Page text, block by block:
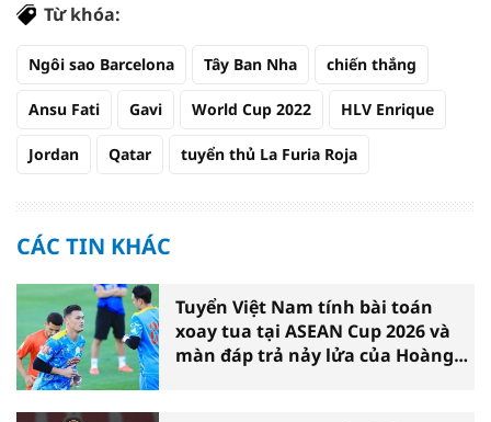
Từ khóa:
Ngôi sao Barcelona Tây Ban Nha chiến thắng
Ansu Fati Gavi World Cup 2022 HLV Enrique
Jordan Qatar tuyển thủ La Furia Roja
CÁC TIN KHÁC
Tuyển Việt Nam tính bài toán
xoay tua tại ASEAN Cup 2026 và
màn đáp trả nảy lửa của Hoàng